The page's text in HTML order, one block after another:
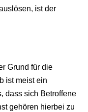
ist der
Grund für die
ist meist ein
dass sich Betroffene
gehören hierbei zu